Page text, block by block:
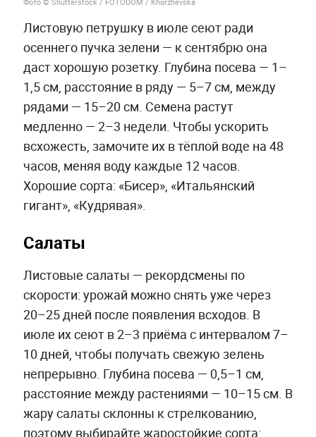
Листовую петрушку в июле сеют ради
осеннего пучка зелени — к сентябрю она
даст хорошую розетку. Глубина посева — 1–
1,5 см, расстояние в ряду — 5–7 см, между
рядами — 15–20 см. Семена растут
медленно — 2–3 недели. Чтобы ускорить
всхожесть, замочите их в тёплой воде на 48
часов, меняя воду каждые 12 часов.
Хорошие сорта: «Бисер», «Итальянский
гигант», «Кудрявая».
Салаты
Листовые салаты — рекордсмены по
скорости: урожай можно снять уже через
20–25 дней после появления всходов. В
июле их сеют в 2–3 приёма с интервалом 7–
10 дней, чтобы получать свежую зелень
непрерывно. Глубина посева — 0,5–1 см,
расстояние между растениями — 10–15 см. В
жару салаты склонны к стрелкованию,
поэтому выбирайте жаростойкие сорта: